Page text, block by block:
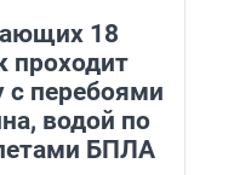
18
проходит
перебоями
водой по
БПЛА